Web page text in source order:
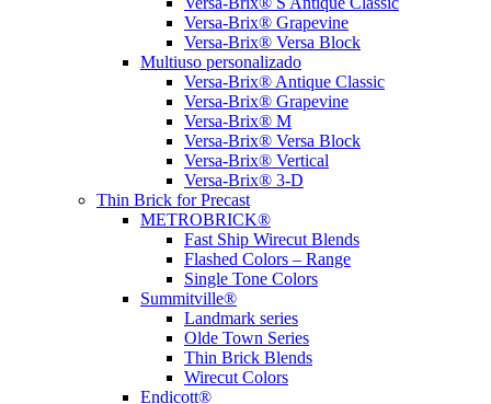
Versa-Brix® Grapevine
Versa-Brix® Versa Block
Multiuso personalizado
Versa-Brix® Antique Classic
Versa-Brix® Grapevine
Versa-Brix® M
Versa-Brix® Versa Block
Versa-Brix® Vertical
Versa-Brix® 3-D
Thin Brick for Precast
METROBRICK®
Fast Ship Wirecut Blends
Flashed Colors – Range
Single Tone Colors
Summitville®
Landmark series
Olde Town Series
Thin Brick Blends
Wirecut Colors
Endicott®